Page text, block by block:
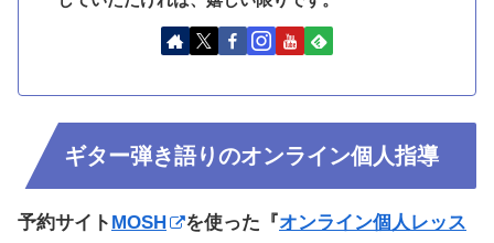
ギター弾き語りのオンライン個人指導
予約サイト MOSH を使った『オンライン個人レッス